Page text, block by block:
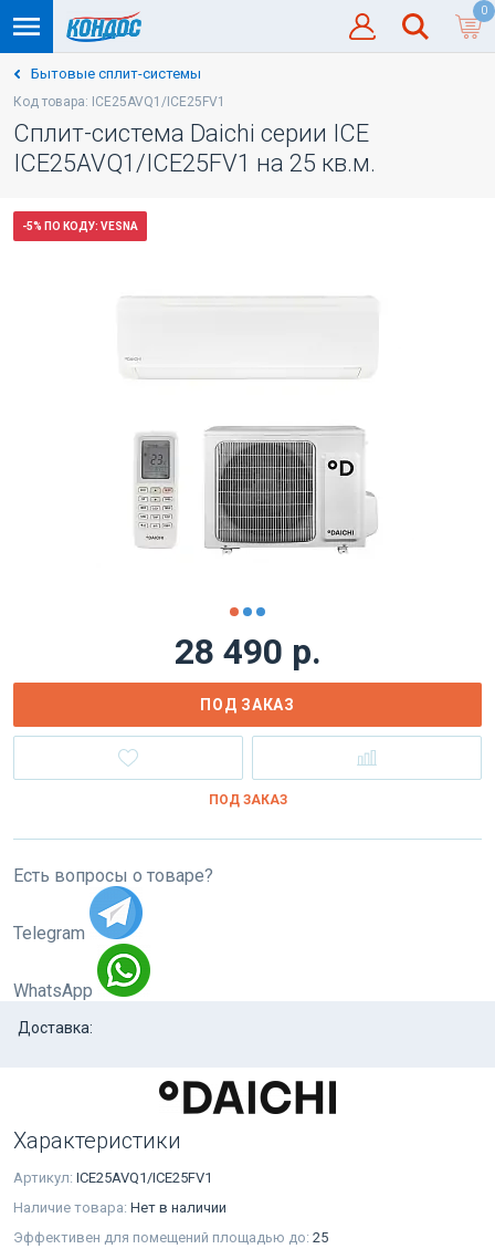
0
Бытовые сплит-системы
Код товара: ICE25AVQ1/ICE25FV1
Сплит-система Daichi серии ICE
ICE25AVQ1/ICE25FV1 на 25 кв.м.
-5% ПО КОДУ: VESNA
28 490 р.
ПОД ЗАКАЗ
ПОД ЗАКАЗ
Есть вопросы о товаре?
Telegram
WhatsApp
Доставка:
Характеристики
Артикул: ICE25AVQ1/ICE25FV1
Наличие товара: Нет в наличии
Эффективен для помещений площадью до: 25